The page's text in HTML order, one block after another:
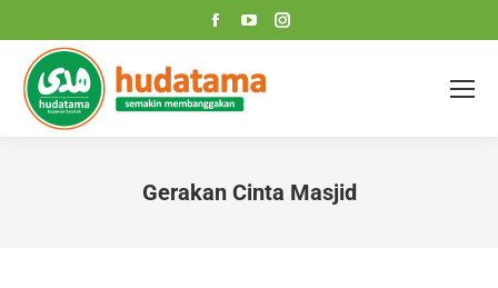
Facebook
page
opens
in
YouTube
page
opens
page
Gerakan Cinta Masjid